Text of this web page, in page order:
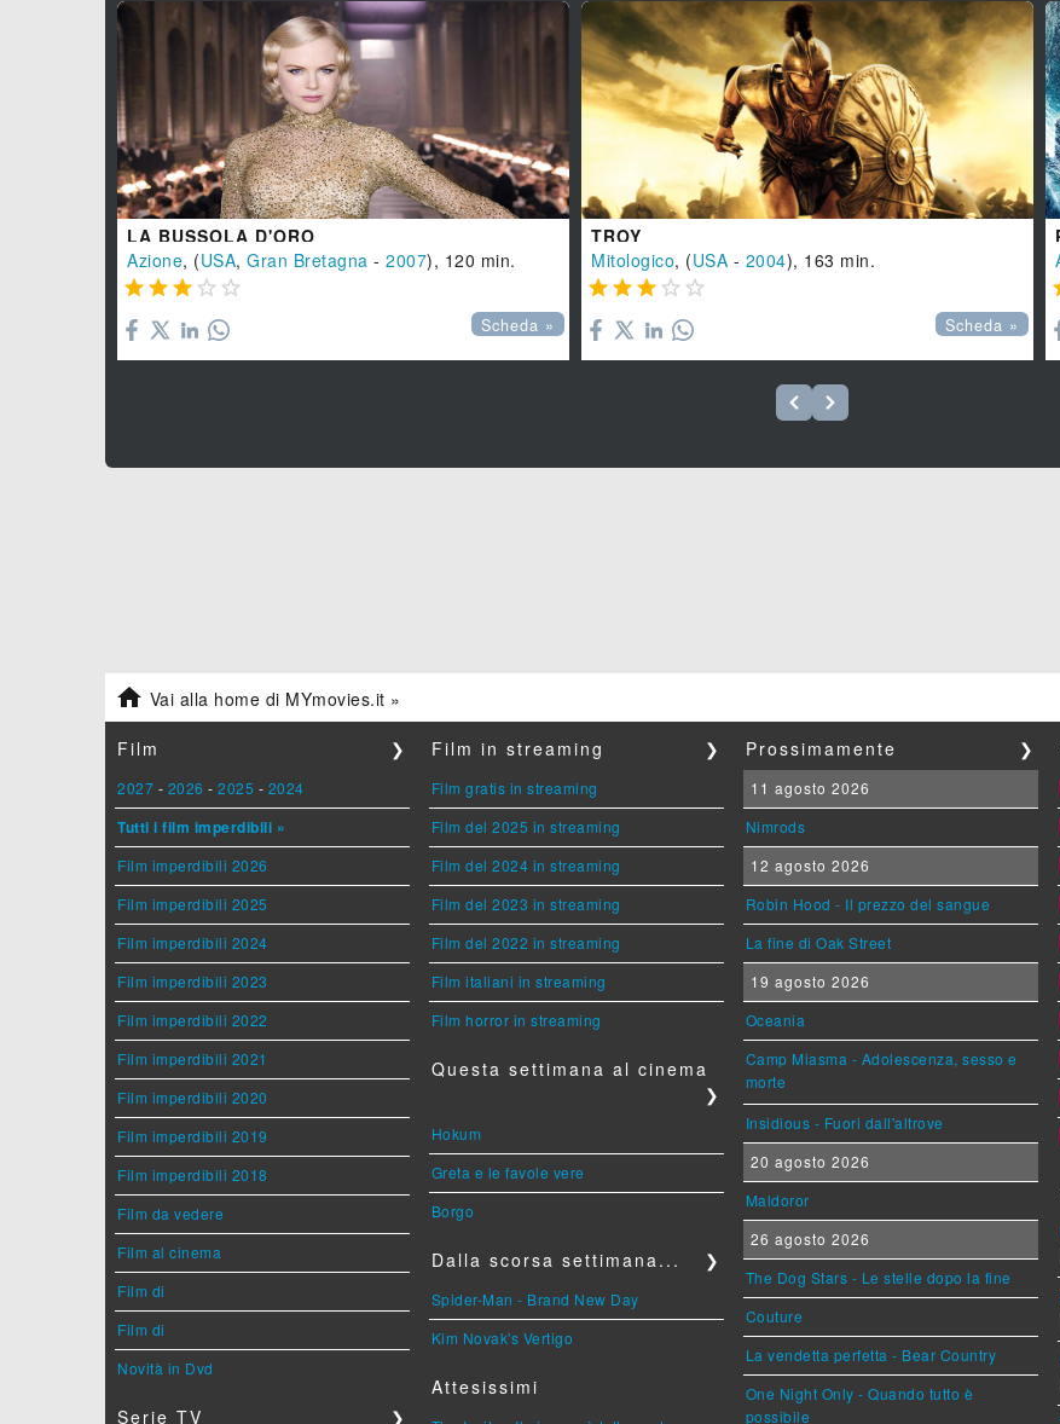
LA BUSSOLA D'ORO
Azione, (USA, Gran Bretagna - 2007), 120 min.
    
Scheda »
TROY
Mitologico, (USA - 2004), 163 min.
    
Scheda »
 Vai alla home di MYmovies.it »
Film ❯
2027 - 2026 - 2025 - 2024
Tutti i film imperdibili »
Film imperdibili 2026
Film imperdibili 2025
Film imperdibili 2024
Film imperdibili 2023
Film imperdibili 2022
Film imperdibili 2021
Film imperdibili 2020
Film imperdibili 2019
Film imperdibili 2018
Film da vedere
Film al cinema
Film di
Film di
Novità in Dvd
Serie TV ❯
Film in streaming ❯
Film gratis in streaming
Film del 2025 in streaming
Film del 2024 in streaming
Film del 2023 in streaming
Film del 2022 in streaming
Film italiani in streaming
Film horror in streaming
Questa settimana al cinema
❯
Hokum
Greta e le favole vere
Borgo
Dalla scorsa settimana... ❯
Spider-Man - Brand New Day
Kim Novak's Vertigo
Attesissimi
Prossimamente ❯
11 agosto 2026
Nimrods
12 agosto 2026
Robin Hood - Il prezzo del sangue
La fine di Oak Street
19 agosto 2026
Oceania
Camp Miasma - Adolescenza, sesso e
morte
Insidious - Fuori dall'altrove
20 agosto 2026
Maldoror
26 agosto 2026
The Dog Stars - Le stelle dopo la fine
Couture
La vendetta perfetta - Bear Country
One Night Only - Quando tutto è
possibile